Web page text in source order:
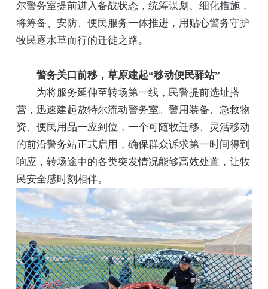
尔警务室提前进入备战状态，统筹谋划、细化措施，
将筹备、安防、便民服务一体推进，用贴心警务守护
牧民逐水草而行的迁徙之路。
警务关口前移，草原建起“移动便民驿站”
为将服务延伸至转场第一线，民警提前选址搭
营，迅速建起敖特尔流动警务室。警用装备、急救物
资、便民用品一应到位，一个可随牧迁移、灵活移动
的前沿警务站正式启用，确保群众诉求第一时间得到
响应，转场途中的各类突发情况能够高效处置，让牧
民安全感时刻相伴。